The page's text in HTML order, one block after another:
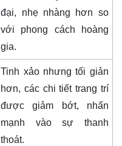
đại, nhẹ nhàng hơn so
với phong cách hoàng
gia.
Tinh xảo nhưng tối giản
hơn, các chi tiết trang trí
được giảm bớt, nhấn
mạnh vào sự thanh
thoát.